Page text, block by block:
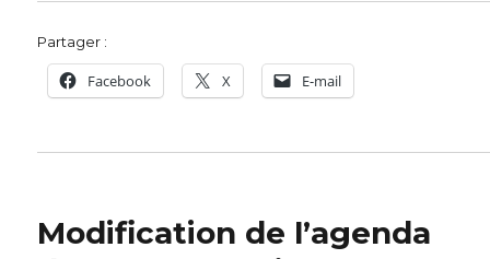
Partager :
Facebook X E-mail
Modification de l’agenda